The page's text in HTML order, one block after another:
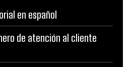
en español
de atención al cliente